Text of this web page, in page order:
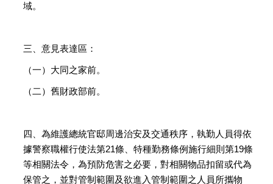
域。
三、意見表達區：
（一）大同之家前。
（二）舊財政部前。
四、為維護總統官邸周邊治安及交通秩序，執勤人員得依
據警察職權行使法第21條、特種勤務條例施行細則第19條
等相關法令，為預防危害之必要，對相關物品扣留或代為
保管之，並對管制範圍及欲進入管制範圍之人員所攜物